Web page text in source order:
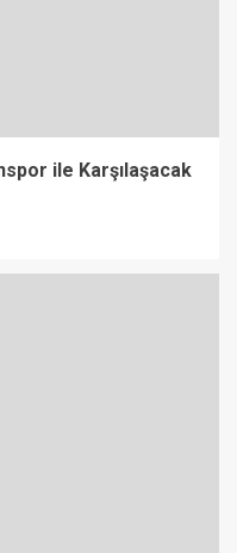
ile Karşılaşacak